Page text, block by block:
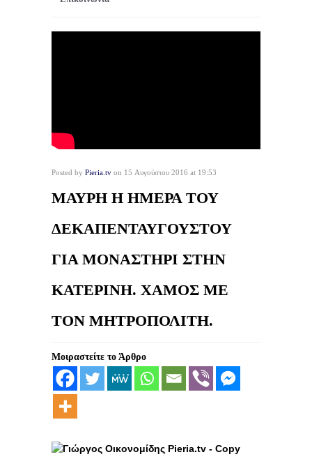
Posted by Pieria.tv on 15 Αυγούστου 2016 at 19:53
ΜΑΥΡΗ Η ΗΜΕΡΑ ΤΟΥ
ΔΕΚΑΠΕΝΤΑΥΓΟΥΣΤΟΥ
ΓΙΑ ΜΟΝΑΣΤΗΡΙ ΣΤΗΝ
ΚΑΤΕΡΙΝΗ. ΧΑΜΟΣ ΜΕ
ΤΟΝ ΜΗΤΡΟΠΟΛΙΤΗ.
Μοιραστείτε το Άρθρο